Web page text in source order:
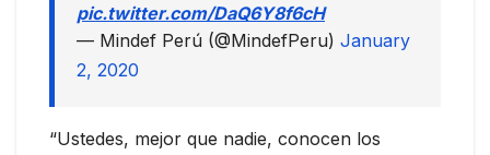
pic.twitter.com/DaQ6Y8f6cH
— Mindef Perú (@MindefPeru) January
2, 2020
“Ustedes, mejor que nadie, conocen los